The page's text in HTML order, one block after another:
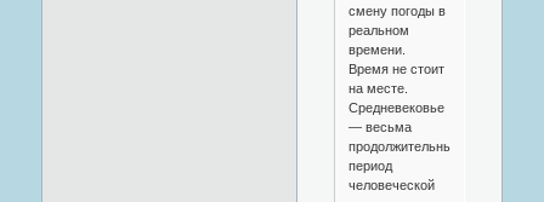
смену погоды в
реальном
времени.
Время не стоит
на месте.
Средневековье
— весьма
продолжительный
период
человеческой